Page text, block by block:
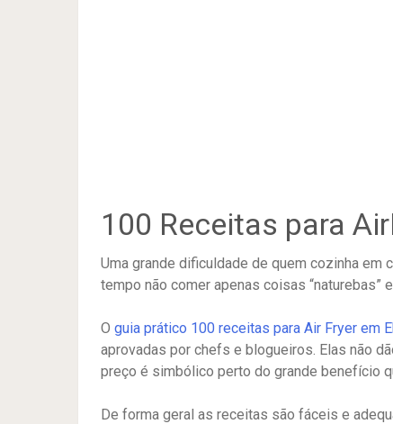
100 Receitas para
Uma grande dificuldade de quem cozinha em
tempo não comer apenas coisas “naturebas”
O guia prático 100 receitas para Air Fryer em
aprovadas por chefs e blogueiros. Elas não
preço é simbólico perto do grande benefício
De forma geral as receitas são fáceis e